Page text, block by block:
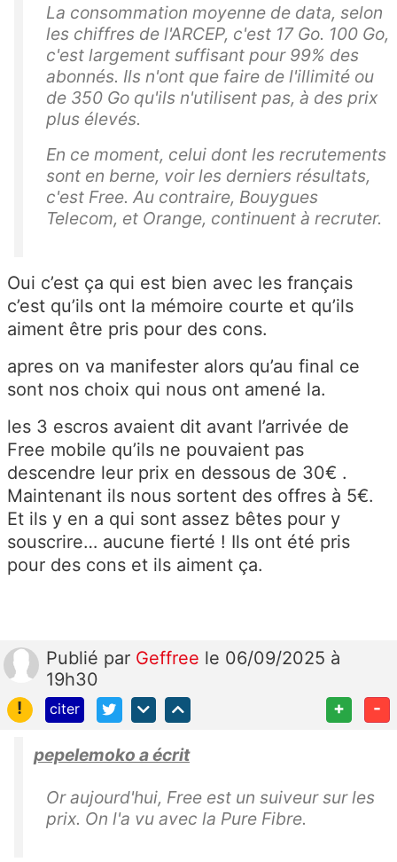
La consommation moyenne de data, selon
les chiffres de l'ARCEP, c'est 17 Go. 100 Go,
c'est largement suffisant pour 99% des
abonnés. Ils n'ont que faire de l'illimité ou
de 350 Go qu'ils n'utilisent pas, à des prix
plus élevés.
En ce moment, celui dont les recrutements
sont en berne, voir les derniers résultats,
c'est Free. Au contraire, Bouygues
Telecom, et Orange, continuent à recruter.
Oui c’est ça qui est bien avec les français
c’est qu’ils ont la mémoire courte et qu’ils
aiment être pris pour des cons.
apres on va manifester alors qu’au final ce
sont nos choix qui nous ont amené la.
les 3 escros avaient dit avant l’arrivée de
Free mobile qu’ils ne pouvaient pas
descendre leur prix en dessous de 30€ .
Maintenant ils nous sortent des offres à 5€.
Et ils y en a qui sont assez bêtes pour y
souscrire… aucune fierté ! Ils ont été pris
pour des cons et ils aiment ça.
Publié par Geffree le 06/09/2025 à
19h30
!
citer + -
pepelemoko a écrit
Or aujourd'hui, Free est un suiveur sur les
prix. On l'a vu avec la Pure Fibre.